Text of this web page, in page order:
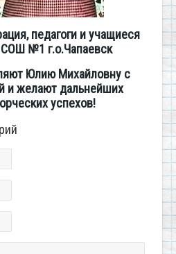
педагоги и учащиеся
№1 г.о.Чапаевск
Юлию Михайловну с
и желают дальнейших
успехов!